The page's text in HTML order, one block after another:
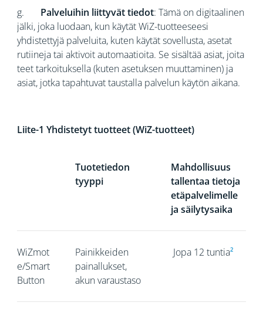
g. Palveluihin liittyvät tiedot: Tämä on digitaalinen
jälki, joka luodaan, kun käytät WiZ-tuotteeseesi
yhdistettyjä palveluita, kuten käytät sovellusta, asetat
rutiineja tai aktivoit automaatioita. Se sisältää asiat, joita
teet tarkoituksella (kuten asetuksen muuttaminen) ja
asiat, jotka tapahtuvat taustalla palvelun käytön aikana.
Liite-1 Yhdistetyt tuotteet (WiZ-tuotteet)
Tuotetiedon
tyyppi
Mahdollisuus
tallentaa tietoja
etäpalvelimelle
ja säilytysaika
WiZmot
e/Smart
Button
Painikkeiden
painallukset,
akun varaustaso
Jopa 12 tuntia²